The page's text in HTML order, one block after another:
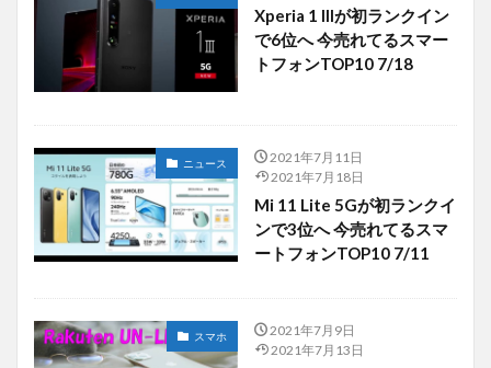
Xperia 1 IIIが初ランクイン
で6位へ 今売れてるスマー
トフォンTOP10 7/18
ニュース
2021年7月11日
2021年7月18日
Mi 11 Lite 5Gが初ランクイ
ンで3位へ 今売れてるスマ
ートフォンTOP10 7/11
スマホ
2021年7月9日
2021年7月13日